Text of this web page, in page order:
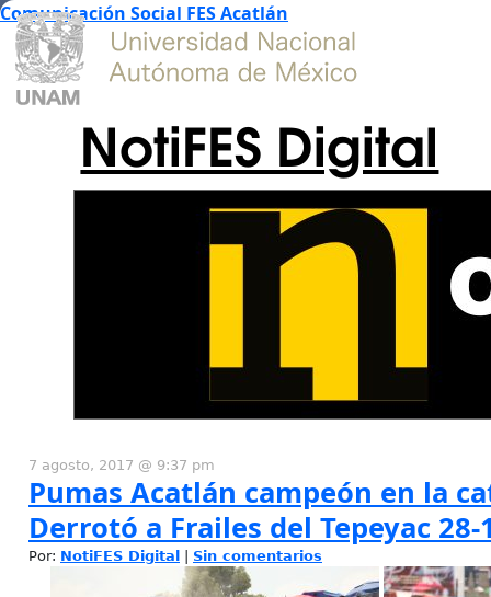
Comunicación Social FES Acatlán
NotiFES Digital
7 agosto, 2017 @ 9:37 pm
Pumas Acatlán campeón en la
Derrotó a Frailes del Tepeyac 28-
Por: NotiFES Digital Sin comentarios